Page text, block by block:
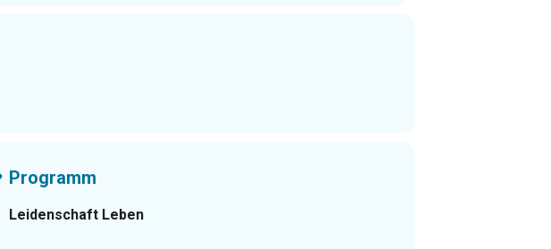
Programm
Leidenschaft Leben